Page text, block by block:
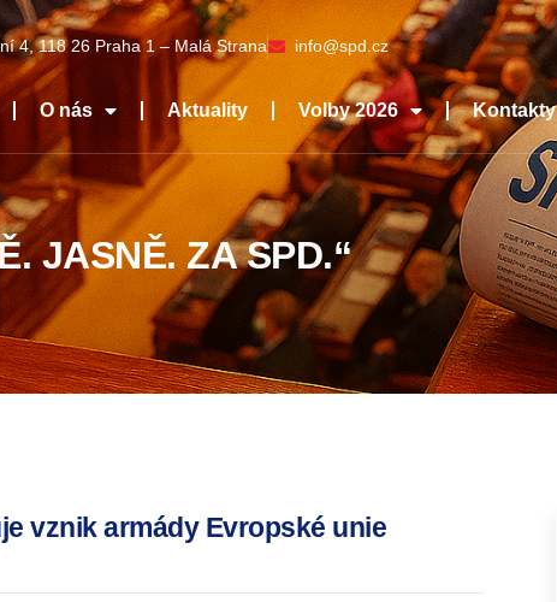
4, 118 26 Praha 1 – Malá Strana info@spd.cz
O nás Aktuality Volby 2026 Kontakty
JASNĚ. ZA SPD.“
vznik armády Evropské unie